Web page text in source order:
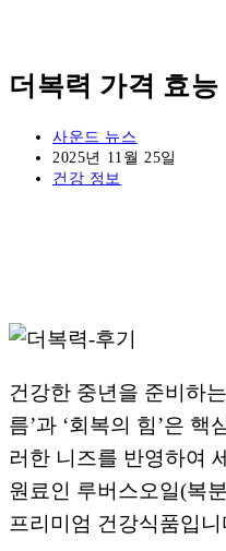
더복력 가격 효능
Post
author:
사운드 뉴스
Post
published:
2025년 11월 25일
Post
건강 정보
건강한 중년을 준비하
름’과 ‘회복의 힘’은 핵
러한 니즈를 반영하여
원료인 루버스오일(복
프리미엄 건강식품입니